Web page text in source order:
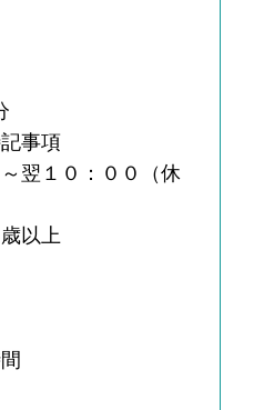
事項
翌１０：００（休
以上